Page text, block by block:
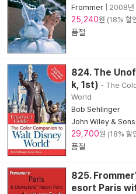
Frommer
2008년
25,240원 (18% 할
품절
824. The
k, 1st) - The
World
Bob Sehlinger
John Wiley &
29,700원 (18% 할
품절
825.
esort Paris